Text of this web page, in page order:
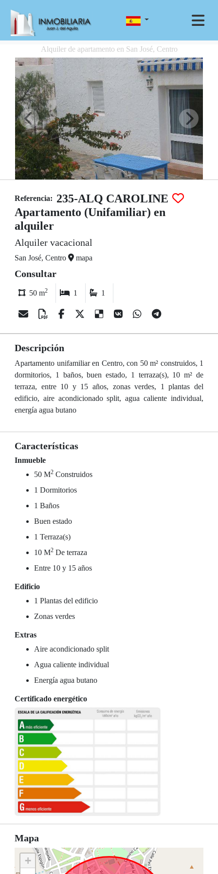
Alquiler de apartamento en San José, Centro
Referencia: 235-ALQ CAROLINE
Apartamento (Unifamiliar) en
alquiler
Alquiler vacacional
San José, Centro mapa
Consultar
50 m2 1 1
Descripción
Apartamento unifamiliar en Centro, con 50 m² construidos, 1
dormitorios, 1 baños, buen estado, 1 terraza(s), 10 m² de
terraza, entre 10 y 15 años, zonas verdes, 1 plantas del
edificio, aire acondicionado split, agua caliente individual,
energía agua butano
Características
Inmueble
50 M2 Construidos
1 Dormitorios
1 Baños
Buen estado
1 Terraza(s)
10 M2 De terraza
Entre 10 y 15 años
Edificio
1 Plantas del edificio
Zonas verdes
Extras
Aire acondicionado split
Agua caliente individual
Energía agua butano
Certificado energético
Mapa
+